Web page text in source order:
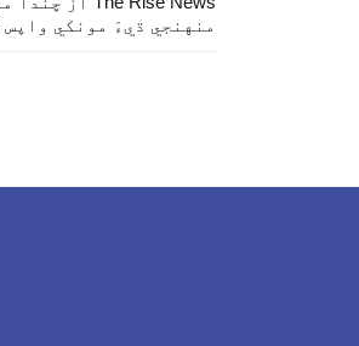
منهنجي ڌيءَ مونکي واپس